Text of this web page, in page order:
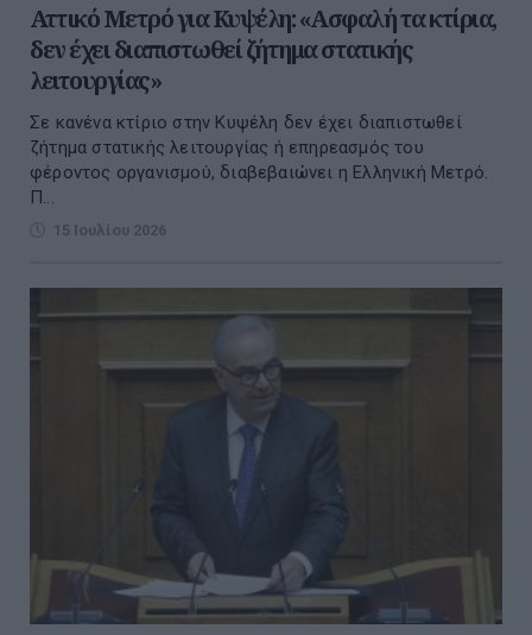
Αττικό Μετρό για Κυψέλη: «Ασφαλή τα κτίρια,
δεν έχει διαπιστωθεί ζήτημα στατικής
λειτουργίας»
Σε κανένα κτίριο στην Κυψέλη δεν έχει διαπιστωθεί
ζήτημα στατικής λειτουργίας ή επηρεασμός του
φέροντος οργανισμού, διαβεβαιώνει η Ελληνική Μετρό.
Π...
15 Ιουλίου 2026